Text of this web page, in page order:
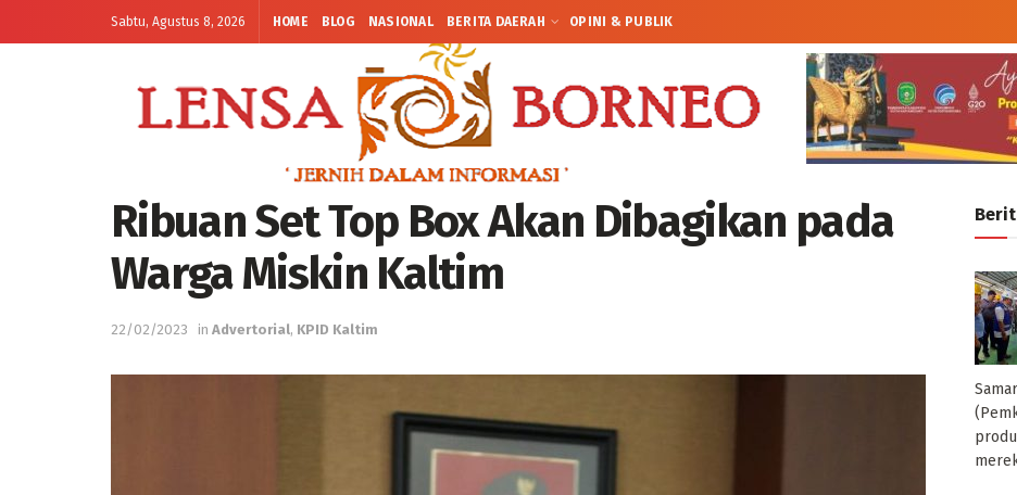
Sabtu, Agustus 8, 2026 HOME BLOG NASIONAL BERITA DAERAH OPINI & PUBLIK
Ribuan Set Top Box Akan Dibagikan pada
Warga Miskin Kaltim
22/02/2023 in Advertorial, KPID Kaltim